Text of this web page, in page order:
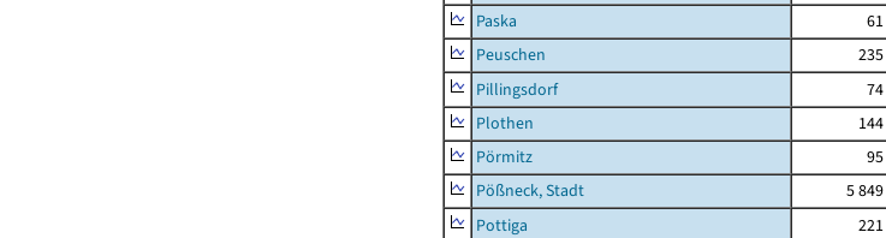
Paska
61
Peuschen
235
Pillingsdorf
74
Plothen
144
Pörmitz
95
Pößneck, Stadt
5 849
Pottiga
221